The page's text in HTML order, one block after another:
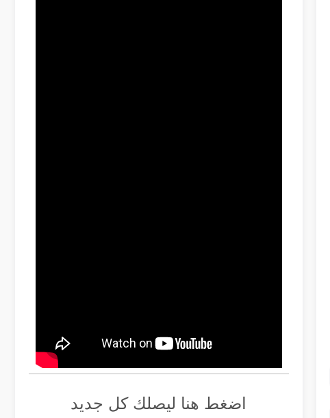
اضغط هنا ليصلك كل جديد